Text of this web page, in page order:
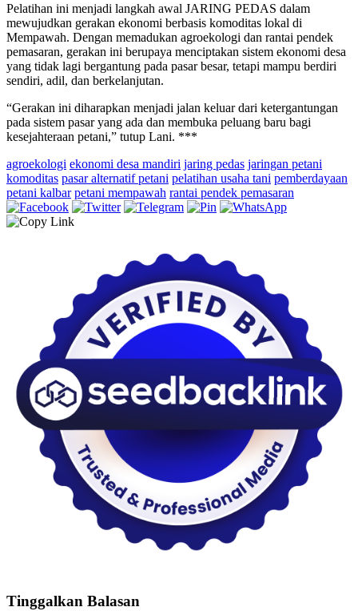
Pelatihan ini menjadi langkah awal JARING PEDAS dalam
mewujudkan gerakan ekonomi berbasis komoditas lokal di
Mempawah. Dengan memadukan agroekologi dan rantai pendek
pemasaran, gerakan ini berupaya menciptakan sistem ekonomi desa
yang tidak lagi bergantung pada pasar besar, tetapi mampu berdiri
sendiri, adil, dan berkelanjutan.
“Gerakan ini diharapkan menjadi jalan keluar dari ketergantungan
pada sistem pasar yang ada dan membuka peluang baru bagi
kesejahteraan petani,” tutup Lani. ***
agroekologi ekonomi desa mandiri jaring pedas jaringan petani
komoditas pasar alternatif petani pelatihan usaha tani pemberdayaan
petani kalbar petani mempawah rantai pendek pemasaran
Tinggalkan Balasan